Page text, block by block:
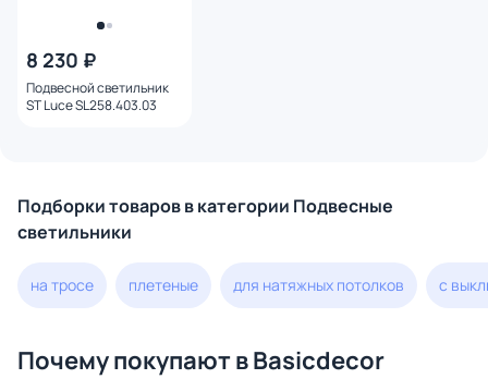
8 230 ₽
Подвесной светильник
ST Luce SL258.403.03
Подборки товаров в категории Подвесные
светильники
на тросе плетеные для натяжных потолков с
Почему покупают в Basicdecor